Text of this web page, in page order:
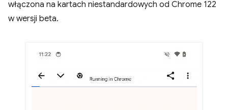
włączona na kartach niestandardowych od Chrome 122
w wersji beta.